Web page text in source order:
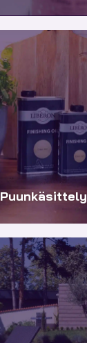
Puunkäsittely